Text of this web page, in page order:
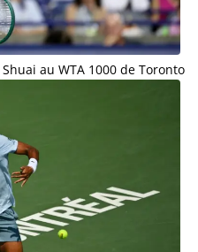
au WTA 1000 de Toronto